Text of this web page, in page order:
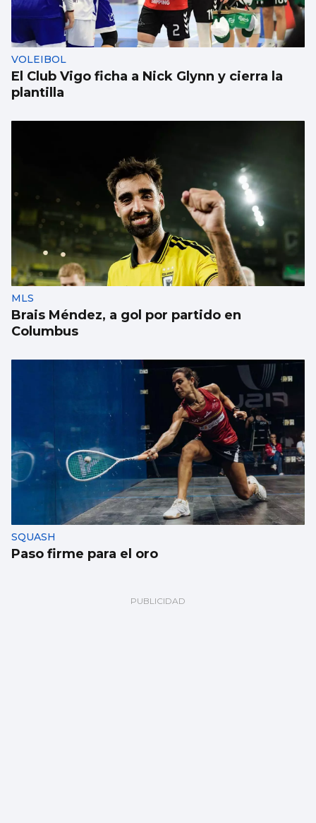
Pacientes de Vigo participan en un estudio
sobre hemodiálisis
VOLEIBOL
El Club Vigo ficha a Nick Glynn y cierra la
plantilla
MLS
Brais Méndez, a gol por partido en
Columbus
SQUASH
Paso firme para el oro